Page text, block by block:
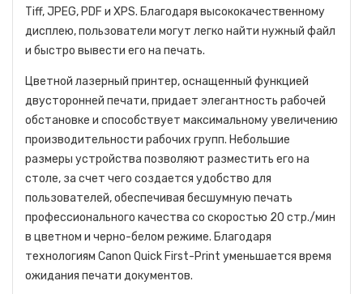
Tiff, JPEG, PDF и XPS. Благодаря высококачественному
дисплею, пользователи могут легко найти нужный файл
и быстро вывести его на печать.
Цветной лазерный принтер, оснащенный функцией
двусторонней печати, придает элегантность рабочей
обстановке и способствует максимальному увеличению
производительности рабочих групп. Небольшие
размеры устройства позволяют разместить его на
столе, за счет чего создается удобство для
пользователей, обеспечивая бесшумную печать
профессионального качества со скоростью 20 стр./мин
в цветном и черно-белом режиме. Благодаря
технологиям Canon Quick First-Print уменьшается время
ожидания печати документов.